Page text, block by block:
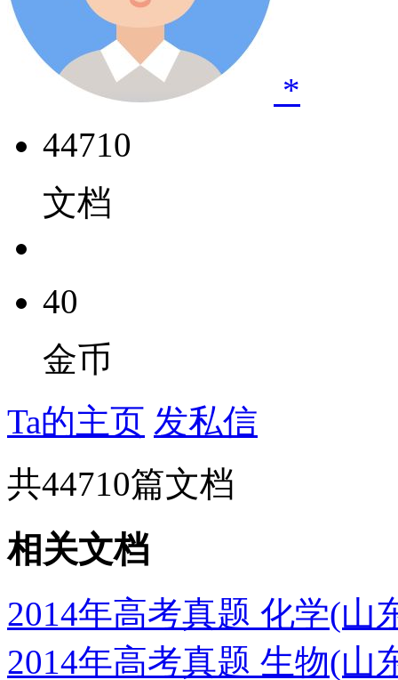
*
44710
文档
40
金币
Ta的主页 发私信
共44710篇文档
相关文档
2014年高考真题 化学(山
2014年高考真题 生物(山